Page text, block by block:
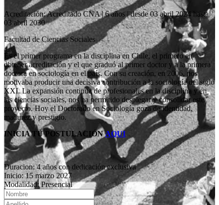
Acreditación: Acreditado CNA | 6 años | desde 03 abril 2024 hasta
03 abril 2030
Facultad de Ciencias Sociales
Es el primer programa en la disciplina en Chile, el primero en
obtener acreditación y el que graduó al primer doctor y a la primera
doctora en sociología en el país. Con su creación, en 2006, nos
motivaba producir una decisiva contribución a la sociología del siglo
XXI. La expansión continua de profesionales en la disciplina y en
las ciencias sociales, nos ha permitido desplegar y consolidar este
proyecto. Hoy el Doctorado en Sociología goza de identidad,
madurez y prestigio.
INICIA TU POSTULACIÓNAQUI
Duracion: 4 años con dedicación exclusiva
Inicio: 15 marzo 2027
Modalidad: Presencial